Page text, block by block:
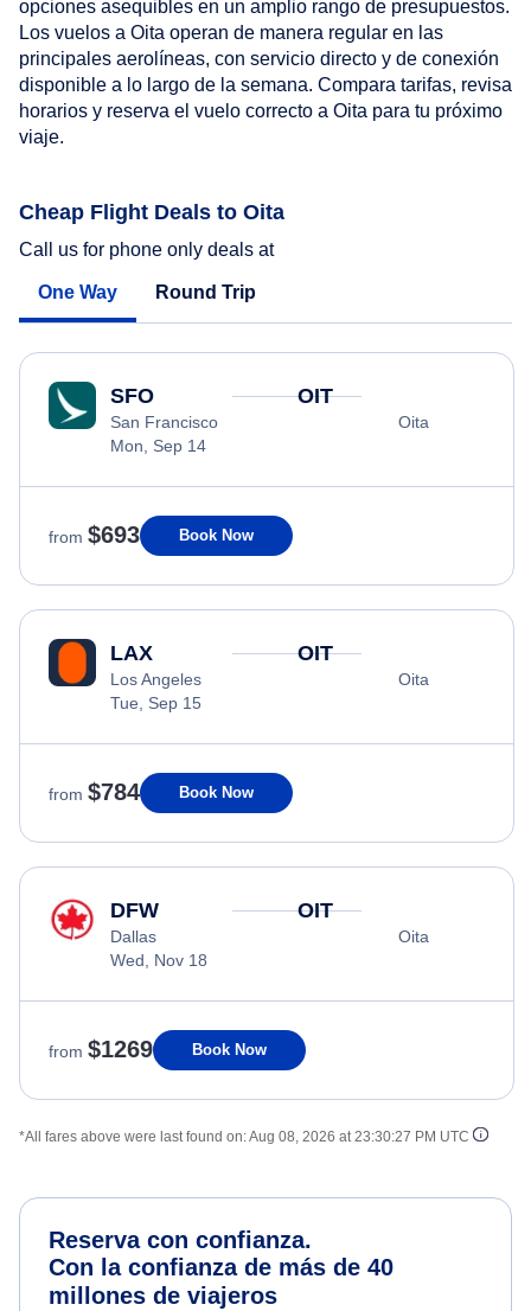
opciones asequibles en un amplio rango de presupuestos.
Los vuelos a Oita operan de manera regular en las
principales aerolíneas, con servicio directo y de conexión
disponible a lo largo de la semana. Compara tarifas, revisa
horarios y reserva el vuelo correcto a Oita para tu próximo
viaje.
Cheap Flight Deals to Oita
Call us for phone only deals at
One Way Round Trip
SFO
San Francisco
Mon, Sep 14
OIT
Oita
from $693 Book Now
LAX
Los Angeles
Tue, Sep 15
OIT
Oita
from $784 Book Now
DFW
Dallas
Wed, Nov 18
OIT
Oita
from $1269 Book Now
*All fares above were last found on:Aug 08, 2026 at 23:30:27 PM UTC
Reserva con confianza.
Con la confianza de más de 40
millones de viajeros